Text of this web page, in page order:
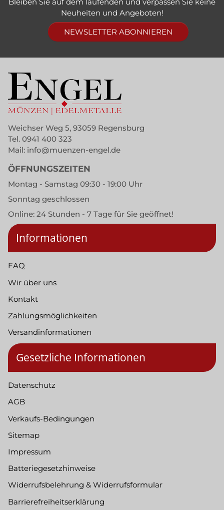
Neuheiten und Angeboten!
NEWSLETTER ABONNIEREN
Weichser Weg 5, 93059 Regensburg
Tel. 0941 400 323
Mail: info@muenzen-engel.de
ÖFFNUNGSZEITEN
Montag - Samstag 09:30 - 19:00 Uhr
Sonntag geschlossen
Online: 24 Stunden - 7 Tage für Sie geöffnet!
Informationen
FAQ
Wir über uns
Kontakt
Zahlungsmöglichkeiten
Versandinformationen
Gesetzliche Informationen
Datenschutz
AGB
Verkaufs-Bedingungen
Sitemap
Impressum
Batteriegesetzhinweise
Widerrufsbelehrung & Widerrufsformular
Barrierefreiheitserklärung